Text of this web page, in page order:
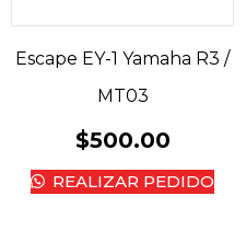
Escape EY-1 Yamaha R3 /
MT03
$500.00
REALIZAR PEDIDO